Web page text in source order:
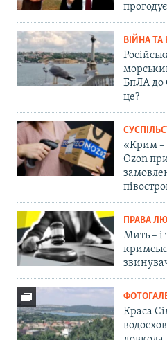
ВІЙНА
БпЛА до
це?
«Крим –
Ozon
ПРАВА
Мить – і
Краса